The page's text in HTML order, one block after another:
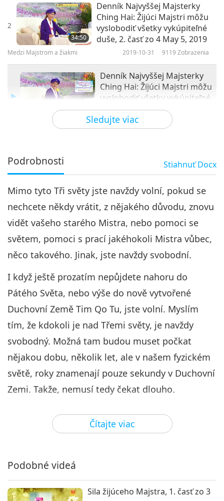
Sledujte viac
2
34:50
Denník Najvyššej Majsterky
Ching Hai: Žijúci Majstri môžu
vyslobodiť všetky vykúpiteľné
duše, 2. časť zo 4 May 5, 2019
Medzi Majstrom a žiakmi 2019-10-31 9119 Zobrazenia
Denník Najvyššej Majsterky
Ching Hai: Žijúci Majstri môžu
vyslobodiť všetky vykúpiteľné
duše, 3. časť zo 4 May 5, 2019
Medzi Majstrom a žiakmi 2019-11-01 17251
4
30:36
vyslobodiť všetky vykúpiteľné
duše, 4. časť zo 4 May 5, 2019
Medzi Majstrom a žiakmi 2019-11-02 10322Zobrazenia
Podrobnosti StiahnuťDocx
Čítajte viac
Mimo tyto Tři světy jste navždy volní, pokud se
nechcete někdy vrátit, z nějakého důvodu, znovu
vidět vašeho starého Mistra, nebo pomoci se
světem, pomoci s prací jakéhokoli Mistra vůbec,
něco takového. Jinak, jste navždy svobodní.
I když ještě prozatím nepůjdete nahoru do
Pátého Světa, nebo výše do nově vytvořené
Duchovní Země Tim Qo Tu, jste volní. Myslím
tím, že kdokoli je nad Třemi světy, je navždy
svobodný. Možná tam budou muset počkat
nějakou dobu, několik let, ale v našem fyzickém
světě, roky znamenají pouze sekundy v Duchovní
Zemi. Takže, nemusí tedy čekat dlouho.
Takže, Buddhové a Kristus, jakýkoli Svatý,
zachraňují všechny lidi, všechny bytosti na tomto
Jejich energie bude přetrvávat ve světě 300, 500
fyzické tělo, Jejich duchovní energie stále
Podobné videá
Sila žijúceho Majstra, 1. časť zo 3